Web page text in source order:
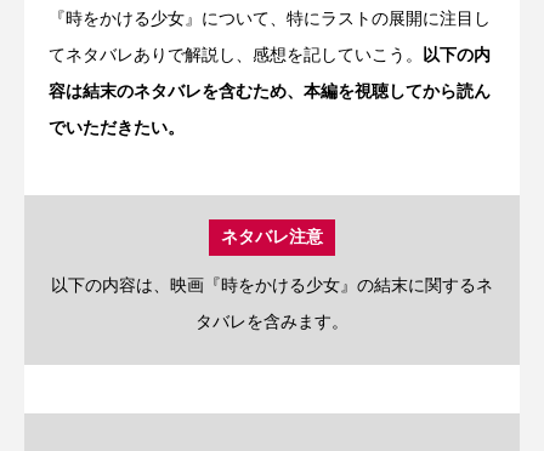
『時をかける少女』について、特にラストの展開に注目し
てネタバレありで解説し、感想を記していこう。 以下の内
容は結末のネタバレを含むため、本編を視聴してから読ん
でいただきたい。
ネタバレ注意
以下の内容は、映画『時をかける少女』の結末に関するネ
タバレを含みます。